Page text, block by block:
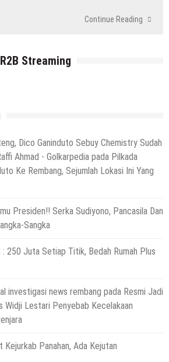
Continue Reading
R2B Streaming
Dico Ganinduto Sebuy Chemistry Sudah
Ahmad - Golkarpedia pada Pilkada
Ke Rembang, Sejumlah Lokasi Ini Yang
Presiden!! Serka Sudiyono, Pancasila Dan
Sangka
: 250 Juta Setiap Titik, Bedah Rumah Plus
investigasi news rembang pada Resmi Jadi
Widji Lestari Penyebab Kecelakaan
Kejurkab Panahan, Ada Kejutan